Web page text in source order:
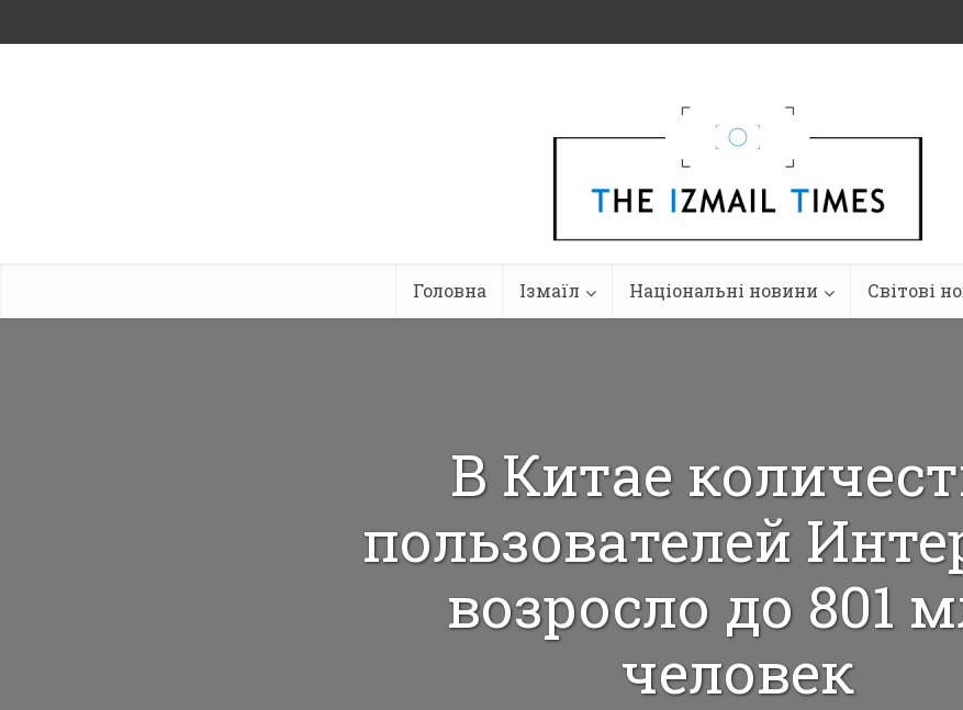
Головна Ізмаїл Національні новини Світові
В Китае
пользователей
возросло до 801
человек